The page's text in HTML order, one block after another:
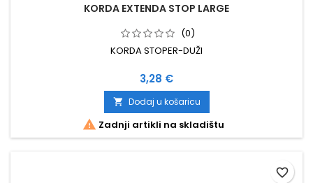
KORDA EXTENDA STOP LARGE
(0)
KORDA STOPER-DUŽI
Cijena
3,28 €
 Dodaj u košaricu
 Zadnji artikli na skladištu
favorite_border